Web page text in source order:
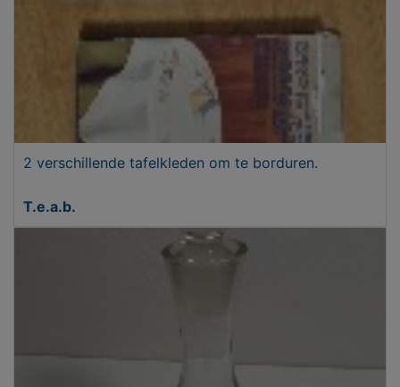
2 verschillende tafelkleden om te borduren.
T.e.a.b.